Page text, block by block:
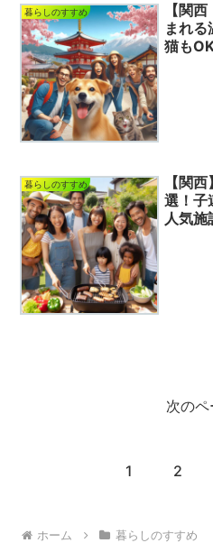
暮らしのすすめ
【関
まれ
猫も
暮らしのすすめ
【関
選！子
人気施
次のペ
1 2
ホーム 暮らしのすすめ